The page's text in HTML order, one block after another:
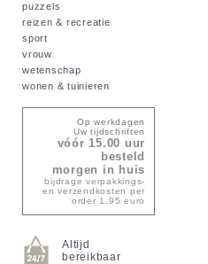
puzzels
reizen & recreatie
sport
vrouw
wetenschap
wonen & tuinieren
Op werkdagen
Uw tijdschriften
vóór 15.00 uur
besteld
morgen in huis
bijdrage verpakkings-
en verzendkosten per
order 1,95 euro
Altijd
bereikbaar